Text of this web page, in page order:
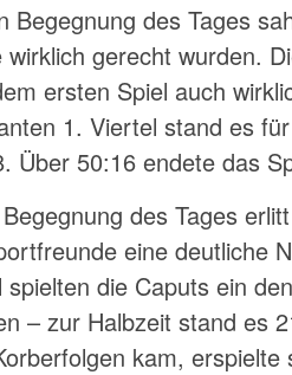
Begegnung des Tages
wirklich gerecht wurden.
ersten Spiel auch
1. Viertel stand es
Über 50:16 endete das
des Tages
eine deutliche
die Caputs ein
– zur Halbzeit stand es
kam,